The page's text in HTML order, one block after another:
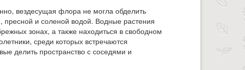
вездесущая флора не могла обделить
и соленой водой. Водные растения
зонах, а также находиться в свободном
среди которых встречаются
делить пространство с соседями и